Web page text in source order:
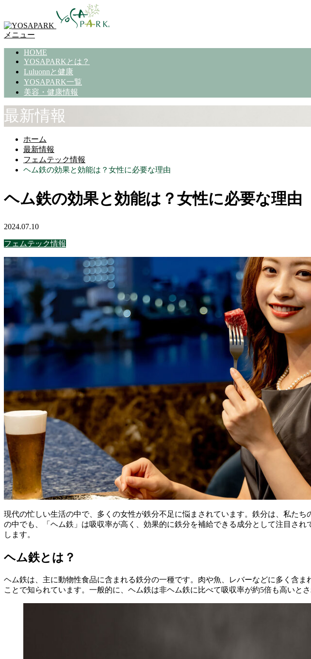
メニュー
HOME
YOSAPARKとは？
Luluonnと健康
YOSAPARK一覧
美容・健康情報
最新情報
ホーム
最新情報
フェムテック情報
ヘム鉄の効果と効能は？女性に必要な理由
ヘム鉄の効果と効能は？女性に必要な理由
2024.07.10
フェムテック情報
現代の忙しい生活の中で、多くの女性が鉄分不足に悩まされています。鉄分は、私た
の中でも、「ヘム鉄」は吸収率が高く、効果的に鉄分を補給できる成分として注目さ
します。
ヘム鉄とは？
ヘム鉄は、主に動物性食品に含まれる鉄分の一種です。肉や魚、レバーなどに多く含
ことで知られています。一般的に、ヘム鉄は非ヘム鉄に比べて吸収率が約5倍も高いとさ